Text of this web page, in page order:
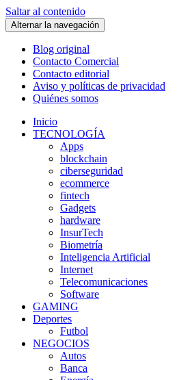
Saltar al contenido
Alternar la navegación
Blog original
Contacto Comercial
Contacto editorial
Aviso y políticas de privacidad
Quiénes somos
Inicio
TECNOLOGÍA
Apps
blockchain
ciberseguridad
ecommerce
fintech
Gadgets
hardware
InsurTech
Biometría
Inteligencia Artificial
Internet
Telecomunicaciones
Software
GAMING
Deportes
Futbol
NEGOCIOS
Autos
Banca